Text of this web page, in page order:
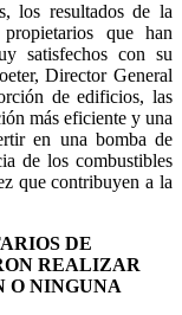
los resultados de la
que han
satisfechos con su
Director General
de edificios, las
más eficiente y una
en una bomba de
de los combustibles
que contribuyen a la
DE
REALIZAR
O NINGUNA